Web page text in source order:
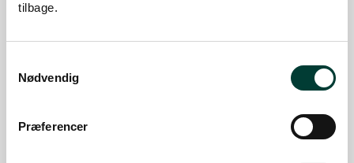
tilbage.
Nødvendig
Præferencer
Sådan kommer du dertil
Parkering